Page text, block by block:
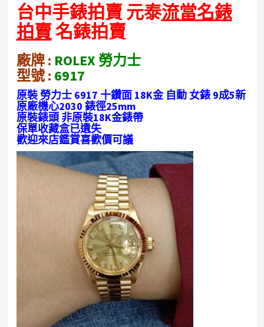
台中手錶拍賣 元泰流當名錶
拍賣名錶拍賣
廠牌 : ROLEX 勞力士
型號 : 6917
原裝 勞力士 6917 十鑽面 18K金 自動 女錶 9成5新
原廠機心2030 錶徑25mm
原裝錶頭 非原裝18K金錶帶
保單收藏盒已遺失
歡迎來店鑑賞喜歡價可議